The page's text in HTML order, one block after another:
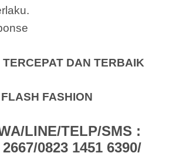
DAN TERBAIK
FASHION
LINE/TELP/SMS :
0823 1451 6390/